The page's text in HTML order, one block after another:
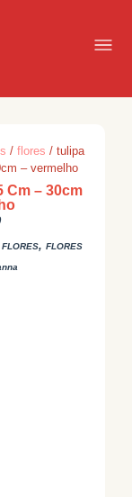
/flores / tulipa
– vermelho
Cm – 30cm
FLORES,FLORES